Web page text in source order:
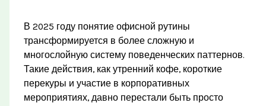
В 2025 году понятие офисной рутины
трансформируется в более сложную и
многослойную систему поведенческих паттернов.
Такие действия, как утренний кофе, короткие
перекуры и участие в корпоративных
мероприятиях, давно перестали быть просто